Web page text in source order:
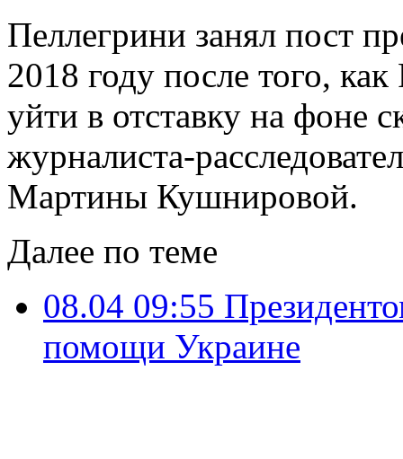
Пеллегрини занял пост
2018 году после того,
уйти в отставку на фоне
журналиста-
Мартины Кушнировой.
Далее по теме
08.04 09:55
помощи Украине